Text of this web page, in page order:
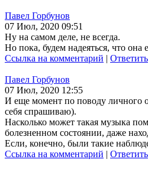
Павел Горбунов
07 Июл, 2020 09:51
Ну на самом деле, не всегда.
Но пока, будем надеяться, что она
Ссылка на комментарий | Ответить
Павел Горбунов
07 Июл, 2020 12:55
И еще момент по поводу личного
себя спрашиваю).
Насколько может такая музыка
болезненном состоянии, даже
Если, конечно, были такие
Ссылка на комментарий | Ответить